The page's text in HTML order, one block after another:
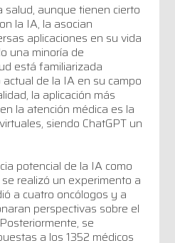
aunque tienen cierto
la IA, la asocian
aplicaciones en su vida
una minoría de
está familiarizada
de la IA en su campo
la aplicación más
la atención médica es la
siendo ChatGPT un
potencial de la IA como
realizó un experimento a
a cuatro oncólogos y a
perspectivas sobre el
se
a los 1352 médicos